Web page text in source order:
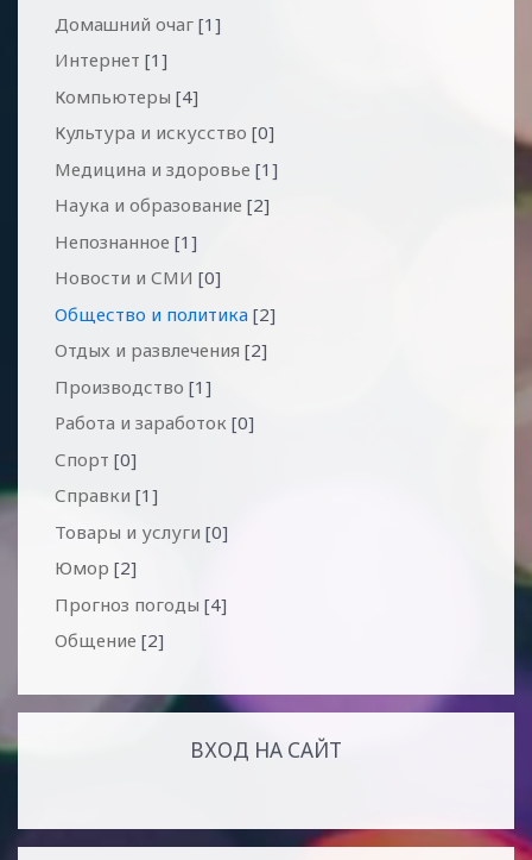
Домашний очаг [1]
Интернет [1]
Компьютеры [4]
Культура и искусство [0]
Медицина и здоровье [1]
Наука и образование [2]
Непознанное [1]
Новости и СМИ [0]
Общество и политика [2]
Отдых и развлечения [2]
Производство [1]
Работа и заработок [0]
Спорт [0]
Справки [1]
Товары и услуги [0]
Юмор [2]
Прогноз погоды [4]
Общение [2]
ВХОД НА САЙТ